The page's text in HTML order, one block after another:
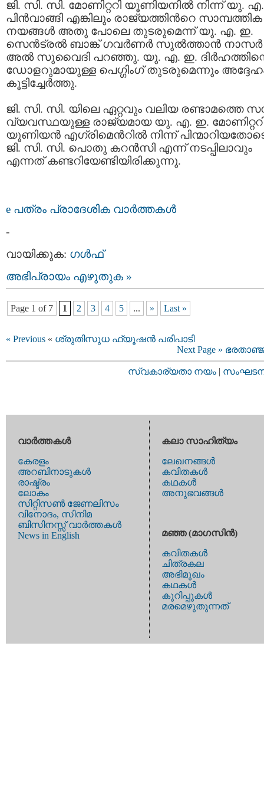
ജി. സി. സി. മോണിറ്ററി യൂണിയനില്‍ നിന്ന് യു.
പിന്‍വാങ്ങി എങ്കിലും രാജ്യത്തിന്‍റെ സാമ്പത്തിക
നയങ്ങള്‍ അതു പോലെ തുടരുമെന്ന് യു. എ. ഇ.
സെന്‍ട്രല്‍ ബാങ്ക് ഗവര്‍ണര്‍ സുല്‍ത്താന്‍ നാസര്‍
അല്‍ സുവൈദി പറഞ്ഞു. യു. എ. ഇ.
ഡോളറുമായുള്ള പെഗ്ഗിംഗ് തുടരുമെന്നും
കൂട്ടിച്ചേര്‍ത്തു.
ജി. സി. സി. യിലെ ഏറ്റവും വലിയ രണ്ടാമത്തെ
വ്യവസ്ഥയുള്ള രാജ്യമായ യു. എ. ഇ.
യൂണിയന്‍ എഗ്രിമെന്‍റില്‍ നിന്ന്
ജി. സി. സി. പൊതു കറന്‍സി എന്ന് നടപ്പിലാവും
എന്നത് കണ്ടറിയേണ്ടിയിരിക്കുന്നു.
e പത്രം പ്രാദേശിക വാര്‍ത്തകള്‍
-
വായിക്കുക: ഗള്‍ഫ്‌
അഭിപ്രായം എഴുതുക »
Page 1 of 7 1 2 3 4 5 ... » Last »
« Previous « ശ്രുതിസുധ ഫ്യൂഷന്‍ പരിപാടി
Next Page »
സ്വകാര്യതാ നയം |
വാര്‍ത്തകള്‍
കേരളം
അറബിനാടുകള്‍
രാഷ്ട്രം
ലോകം
സിറ്റിസണ്‍ ജേണലിസം
വിനോദം, സിനിമ
ബിസിനസ്സ് വാര്‍ത്തകള്‍
News in English
കലാ സാഹിത്യം
ലേഖനങ്ങള്‍
കവിതകള്‍
കഥകള്‍
അനുഭവങ്ങള്‍
മഞ്ഞ (മാഗസിന്‍)
കവിതകള്‍
ചിത്രകല
അഭിമുഖം
കഥകള്‍
കുറിപ്പുകള്‍
മരമെഴുതുന്നത്